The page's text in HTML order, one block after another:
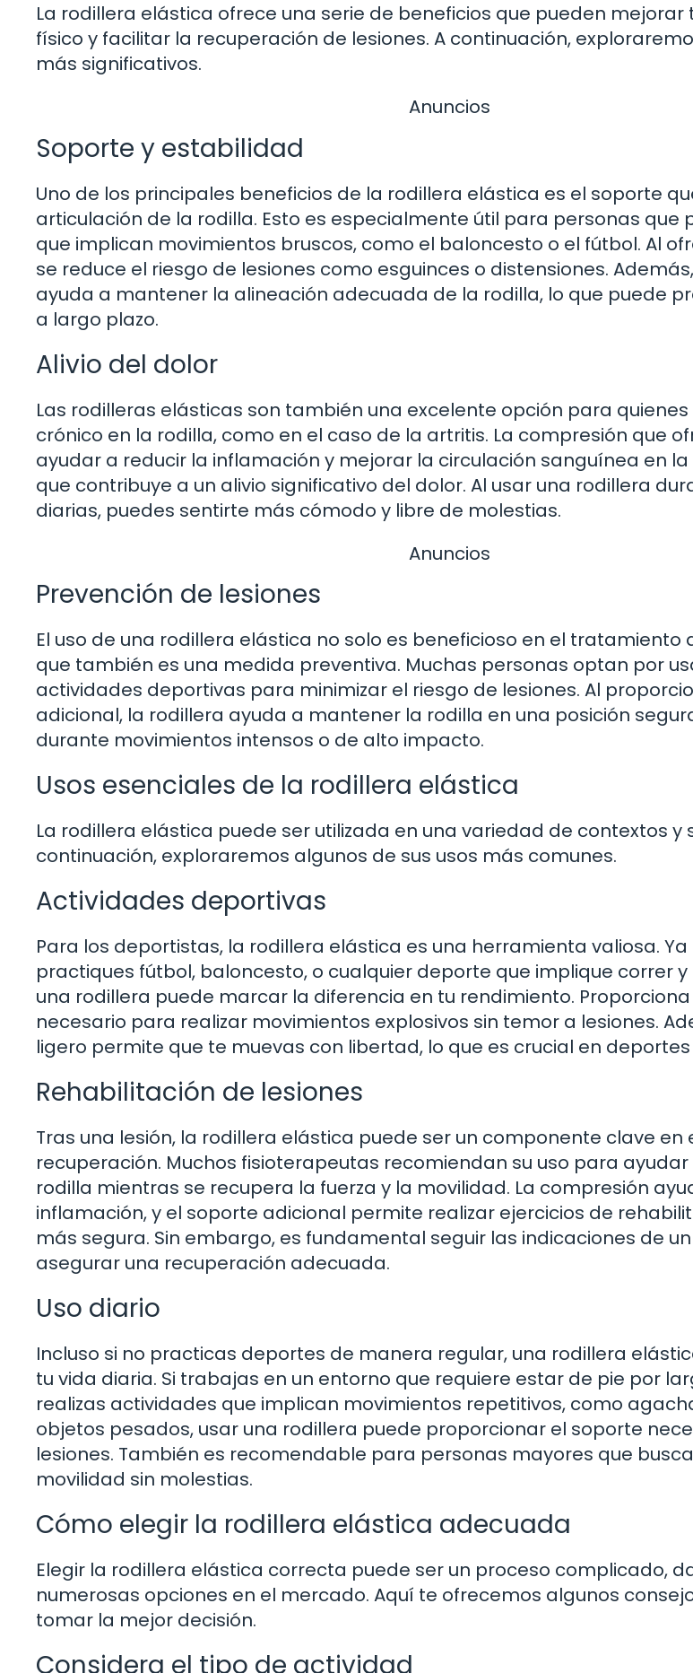
La rodillera elástica ofrece una serie de beneficios que pueden mejorar
físico y facilitar la recuperación de lesiones. A continuación,
más significativos.
Anuncios
Soporte y estabilidad
Uno de los principales beneficios de la rodillera elástica es el soporte
articulación de la rodilla. Esto es especialmente útil para personas que
que implican movimientos bruscos, como el baloncesto o el fútbol. Al
se reduce el riesgo de lesiones como esguinces o distensiones.
ayuda a mantener la alineación adecuada de la rodilla, lo que puede
a largo plazo.
Alivio del dolor
Las rodilleras elásticas son también una excelente opción para
crónico en la rodilla, como en el caso de la artritis. La compresión que
ayudar a reducir la inflamación y mejorar la circulación sanguínea en
que contribuye a un alivio significativo del dolor. Al usar una rodillera
diarias, puedes sentirte más cómodo y libre de molestias.
Anuncios
Prevención de lesiones
El uso de una rodillera elástica no solo es beneficioso en el tratamiento
que también es una medida preventiva. Muchas personas optan por
actividades deportivas para minimizar el riesgo de lesiones. Al
adicional, la rodillera ayuda a mantener la rodilla en una posición
durante movimientos intensos o de alto impacto.
Usos esenciales de la rodillera elástica
La rodillera elástica puede ser utilizada en una variedad de contextos y
continuación, exploraremos algunos de sus usos más comunes.
Actividades deportivas
Para los deportistas, la rodillera elástica es una herramienta valiosa. Ya
practiques fútbol, baloncesto, o cualquier deporte que implique correr
una rodillera puede marcar la diferencia en tu rendimiento.
necesario para realizar movimientos explosivos sin temor a lesiones.
ligero permite que te muevas con libertad, lo que es crucial en
Rehabilitación de lesiones
Tras una lesión, la rodillera elástica puede ser un componente clave en
recuperación. Muchos fisioterapeutas recomiendan su uso para
rodilla mientras se recupera la fuerza y la movilidad. La compresión
inflamación, y el soporte adicional permite realizar ejercicios de
más segura. Sin embargo, es fundamental seguir las indicaciones de
asegurar una recuperación adecuada.
Uso diario
Incluso si no practicas deportes de manera regular, una rodillera
tu vida diaria. Si trabajas en un entorno que requiere estar de pie por
realizas actividades que implican movimientos repetitivos, como
objetos pesados, usar una rodillera puede proporcionar el soporte
lesiones. También es recomendable para personas mayores que
movilidad sin molestias.
Cómo elegir la rodillera elástica adecuada
Elegir la rodillera elástica correcta puede ser un proceso complicado,
numerosas opciones en el mercado. Aquí te ofrecemos algunos
tomar la mejor decisión.
Considera el tipo de actividad